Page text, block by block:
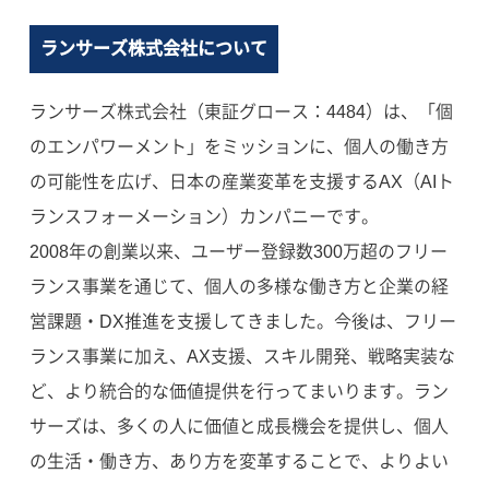
ランサーズ株式会社について
ランサーズ株式会社（東証グロース：4484）は、「個
のエンパワーメント」をミッションに、個人の働き方
の可能性を広げ、日本の産業変革を支援するAX（AIト
ランスフォーメーション）カンパニーです。
2008年の創業以来、ユーザー登録数300万超のフリー
ランス事業を通じて、個人の多様な働き方と企業の経
営課題・DX推進を支援してきました。今後は、フリー
ランス事業に加え、AX支援、スキル開発、戦略実装な
ど、より統合的な価値提供を行ってまいります。ラン
サーズは、多くの人に価値と成長機会を提供し、個人
の生活・働き方、あり方を変革することで、よりよい